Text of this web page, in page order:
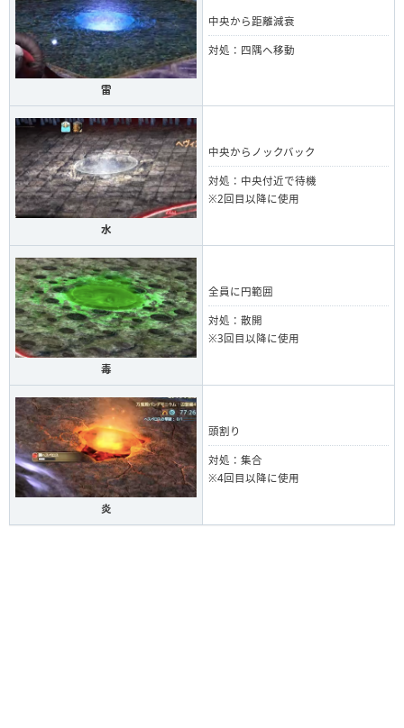
雷
中央から距離減衰
対処：四隅へ移動
水
中央からノックバック
対処：中央付近で待機
※2回目以降に使用
毒
全員に円範囲
対処：散開
※3回目以降に使用
炎
頭割り
対処：集合
※4回目以降に使用